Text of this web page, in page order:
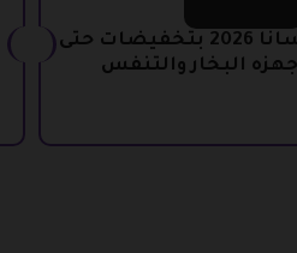
كود خصم ويكسانا 2026 بتخفيضات حتى